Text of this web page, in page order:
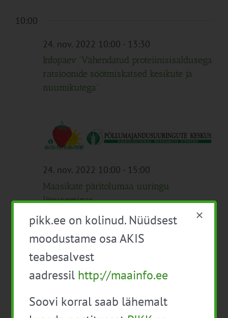
10:00
24. nov. 2022 10:00 - 13:30
Infopäev “Vähendatud proteiinisisaldusega
ratsioonide söötmiskatsed kesikute ja
nuumikutega”
24. nov. 2022 10:00 - 15:00
Maasikate päritolumaa uuringu
lõpuseminar
Veebis
Tasuta
24. nov. 2022 10:00 15:30
Sihtrühmale tasuta veebikoolitus
“Piirkondliku veekaitsetoetuse koolitus”
pikk.ee on kolinud. Nüüdsest
moodustame osa AKIS
teabesalvest
aadressil http://maainfo.ee
Soovi korral saab lähemalt